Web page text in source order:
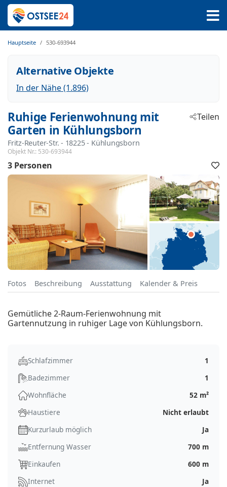
Hauptseite 530-693944
Alternative Objekte
In der Nähe (1.896)
Ruhige Ferienwohnung mit
Garten in Kühlungsborn
Fritz-Reuter-Str. - 18225 - Kühlungsborn
Objekt Nr.: 530-693944
Teilen
3 Personen
Fotos Beschreibung Ausstattung Kalender & Preis
Gemütliche 2-Raum-Ferienwohnung mit
Gartennutzung in ruhiger Lage von Kühlungsborn.
Schlafzimmer
1
Badezimmer
1
Wohnfläche
52 m²
Haustiere
Nicht erlaubt
Kurzurlaub möglich
Ja
Entfernung Wasser
700 m
Einkaufen
600 m
Internet
Ja